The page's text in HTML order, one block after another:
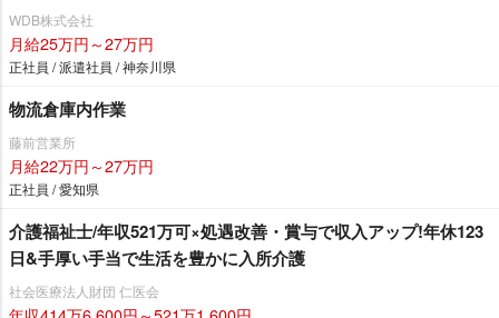
WDB株式会社
月給25万円～27万円
正社員 / 派遣社員 / 神奈川県
物流倉庫内作業
藤前営業所
月給22万円～27万円
正社員 / 愛知県
介護福祉士/年収521万可×処遇改善・賞与で収入アップ!年休123
日&手厚い手当で生活を豊かに入所介護
社会医療法人財団 仁医会